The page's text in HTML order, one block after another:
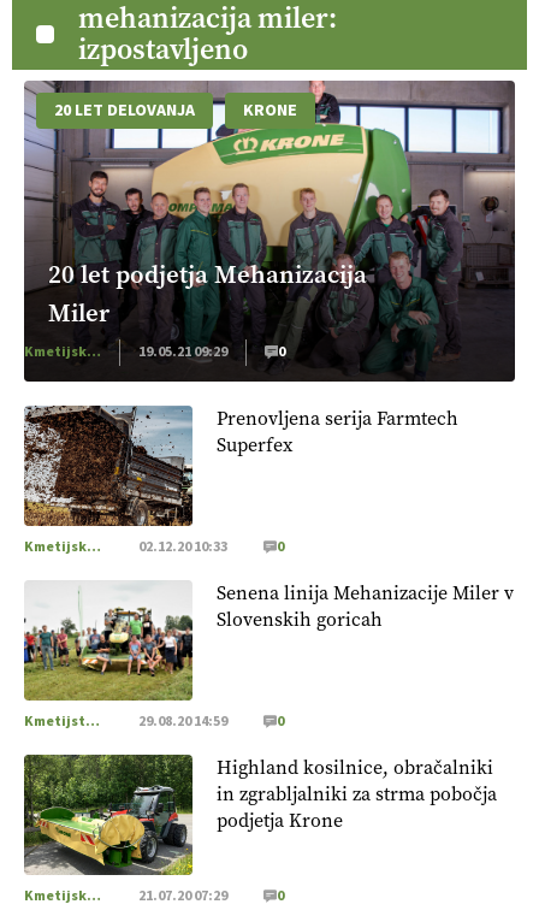
mehanizacija miler:
izpostavljeno
20 LET DELOVANJA KRONE
20 let podjetja Mehanizacija
Miler
Kmetijska mehanizacija 19.05.21 09:29 0
Prenovljena serija Farmtech
Superfex
Kmetijska mehanizacija 02.12.20 10:33 0
Senena linija Mehanizacije Miler v
Slovenskih goricah
Kmetijstvo Podravja in Pomurja 29.08.20 14:59 0
Highland kosilnice, obračalniki
in zgrabljalniki za strma pobočja
podjetja Krone
Kmetijska mehanizacija 21.07.20 07:29 0